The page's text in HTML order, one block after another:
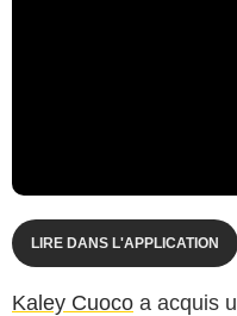
LIRE DANS L'APPLICATION
Kaley Cuoco a acquis